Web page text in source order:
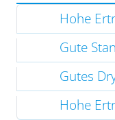
Hohe
Gute
Gutes
Hohe